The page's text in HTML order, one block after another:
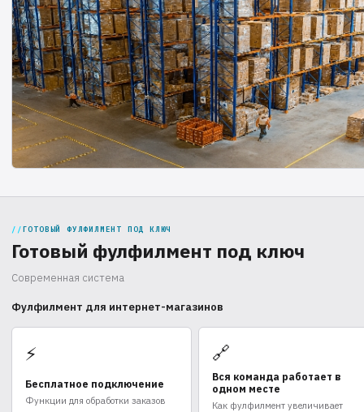
ГОТОВЫЙ ФУЛФИЛМЕНТ ПОД КЛЮЧ
Готовый фулфилмент под ключ
Современная система
Фулфилмент для интернет-магазинов
⚡
Бесплатное подключение
Функции для обработки заказов
🔗
Вся команда работает в
одном месте
Как фулфилмент увеличивает